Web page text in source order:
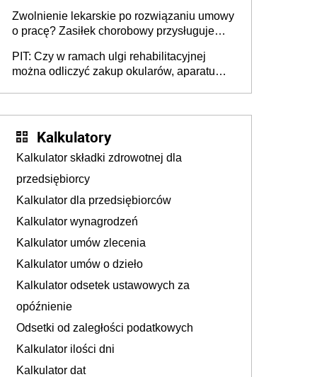
Zwolnienie lekarskie po rozwiązaniu umowy
o pracę? Zasiłek chorobowy przysługuje
dni od ustania stosunku pracy
PIT: Czy w ramach ulgi rehabilitacyjnej
można odliczyć zakup okularów, aparatu
Kalkulatory
Kalkulator składki zdrowotnej dla
przedsiębiorcy
Kalkulator dla przedsiębiorców
Kalkulator wynagrodzeń
Kalkulator umów zlecenia
Kalkulator umów o dzieło
Kalkulator odsetek ustawowych za
opóźnienie
Odsetki od zaległości podatkowych
Kalkulator ilości dni
Kalkulator dat